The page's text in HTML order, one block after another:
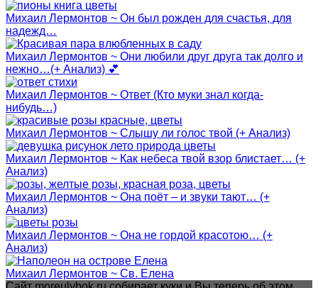
Михаил Лермонтов ~ Он был рожден для счастья, для
надежд…
Михаил Лермонтов ~ Они любили друг друга так долго и
нежно…(+ Анализ) 💕
Михаил Лермонтов ~ Ответ (Кто муки знал когда-
нибудь…)
Михаил Лермонтов ~ Слышу ли голос твой (+ Анализ)
Михаил Лермонтов ~ Как небеса твой взор блистает… (+
Анализ)
Михаил Лермонтов ~ Она поёт – и звуки тают… (+
Анализ)
Михаил Лермонтов ~ Она не гордой красотою… (+
Анализ)
Михаил Лермонтов ~ Св. Елена